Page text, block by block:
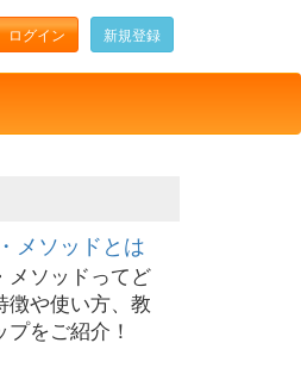
ログイン 新規登録
メソッドとは
メソッドってど
徴や使い方、教
をご紹介！